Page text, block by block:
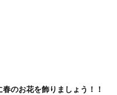
春のお花を飾りましょう！！